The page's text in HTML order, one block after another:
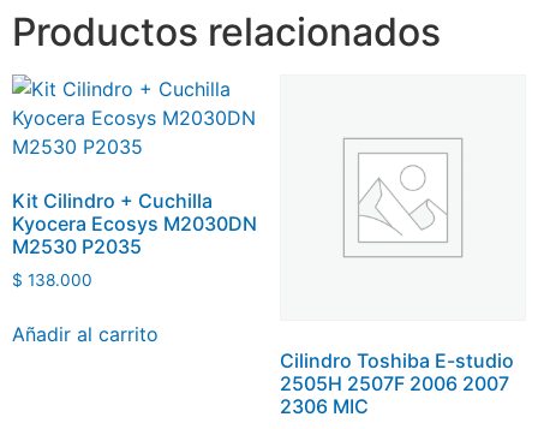
Productos relacionados
Kit Cilindro + Cuchilla
Kyocera Ecosys M2030DN
M2530 P2035
$ 138.000
Añadir al carrito
Cilindro Toshiba E-studio
2505H 2507F 2006 2007
2306 MIC